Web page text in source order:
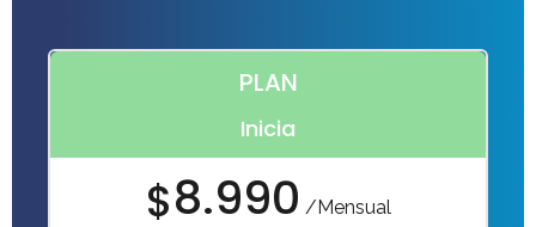
PLAN
Inicia
$8.990 /Mensual